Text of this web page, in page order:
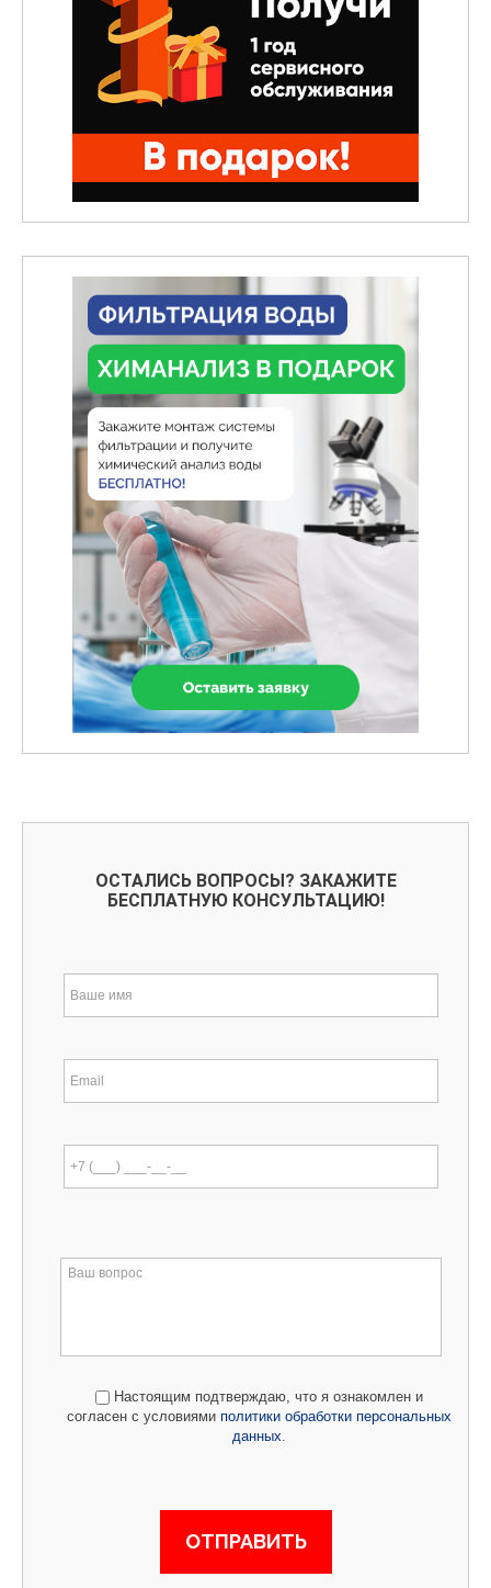
ОСТАЛИСЬ ВОПРОСЫ? ЗАКАЖИТЕ
БЕСПЛАТНУЮ КОНСУЛЬТАЦИЮ!
Настоящим подтверждаю, что я ознакомлен и
согласен с условиями политики обработки персональных
данных